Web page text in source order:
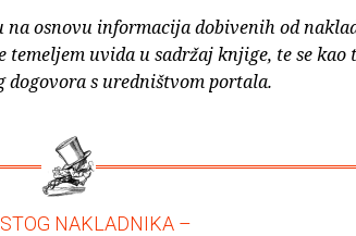
na osnovu informacija dobivenih od
uvida u sadržaj knjige, te se kao
dogovora s uredništvom portala.
NAKLADNIKA –